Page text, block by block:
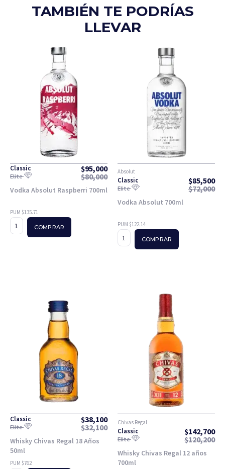
TAMBIÉN TE PODRÍAS
LLEVAR
Classic $95,000
Elite $80,000
Vodka Absolut Raspberri 700ml
PUM $135.71
COMPRAR
Absolut
Classic $85,500
Elite $72,000
Vodka Absolut 700ml
PUM $122.14
COMPRAR
Classic $38,100
Elite $32,100
Whisky Chivas Regal 18 Años
50ml
PUM $762
Chivas Regal
Classic $142,700
Elite $120,200
Whisky Chivas Regal 12 años
700ml